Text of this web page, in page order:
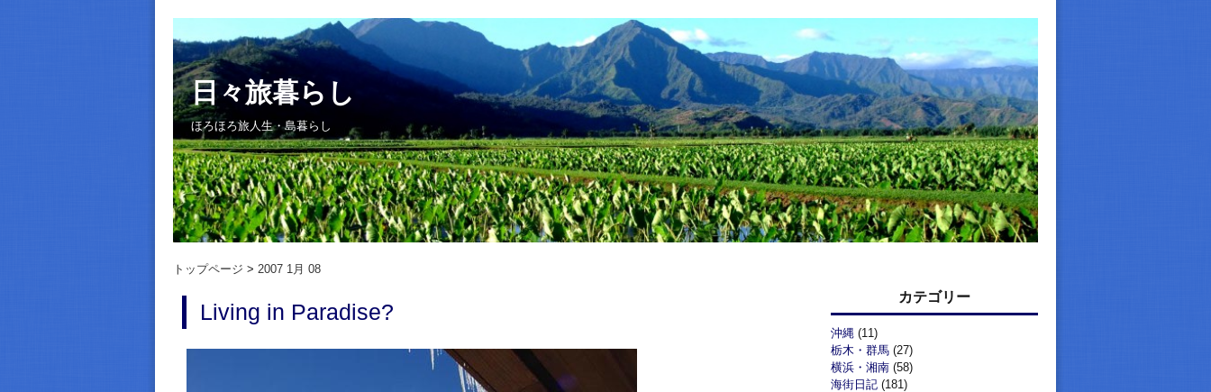
日々旅暮らし
ほろほろ旅人生・島暮らし
トップページ 2007 1月 08
Living in Paradise?
カテゴリー
沖縄 (11)
栃木・群馬 (27)
横浜・湘南 (58)
海街日記 (181)